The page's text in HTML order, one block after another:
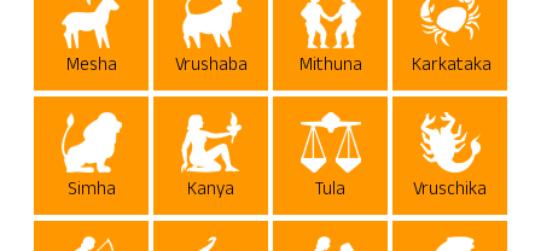
Mesha Vrushaba Mithuna Karkataka
Simha Kanya Tula Vruschika